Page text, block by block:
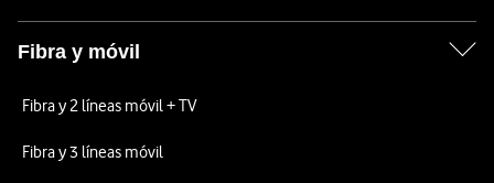
Fibra y móvil
Fibra y 2 líneas móvil + TV
Fibra y 3 líneas móvil